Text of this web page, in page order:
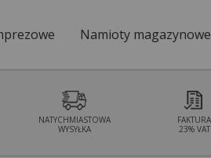
Namioty magazynowe
NATYCHMIASTOWA
WYSYŁKA
FAKTURA
23% VAT